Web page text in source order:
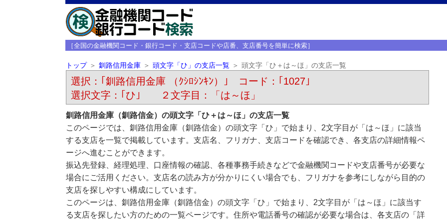
［全国の金融機関コード・銀行コード・支店コードや店番、支店番号を簡単に検索］
トップ 釧路信用金庫 頭文字「ひ」の支店一覧 頭文字「ひ＋は～ほ」の支店一覧
選択：｢釧路信用金庫 （ｸｼﾛｼﾝｷﾝ）｣ コード：｢1027｣
選択文字：｢ひ｣ ２文字目：「は～ほ」
釧路信用金庫（釧路信金）の頭文字「ひ＋は～ほ」の支店一覧
このページでは、釧路信用金庫（釧路信金）の頭文字「ひ」で始まり、2文字目が「は～ほ」に該当
する支店を一覧で掲載しています。支店名、フリガナ、支店コードを確認でき、各支店の詳細情報ペ
ージへ進むことができます。
振込先登録、経理処理、口座情報の確認、各種事務手続きなどで金融機関コードや支店番号が必要な
場合にご活用ください。支店名の読み方が分かりにくい場合でも、フリガナを参考にしながら目的の
支店を探しやすい構成にしています。
このページは、釧路信用金庫（釧路信金）の頭文字「ひ」で始まり、2文字目が「は～ほ」に該当す
る支店を探したい方のための一覧ページです。住所や電話番号の確認が必要な場合は、各支店の「詳